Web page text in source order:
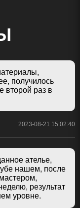
получилось
второй раз в
2023-08-21 15:02:40
ателье,
нашем, после
результат
уровне.